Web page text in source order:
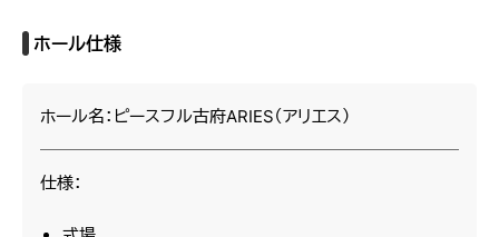
ホール仕様
ホール名：ピースフル古府ARIES（アリエス）
仕様：